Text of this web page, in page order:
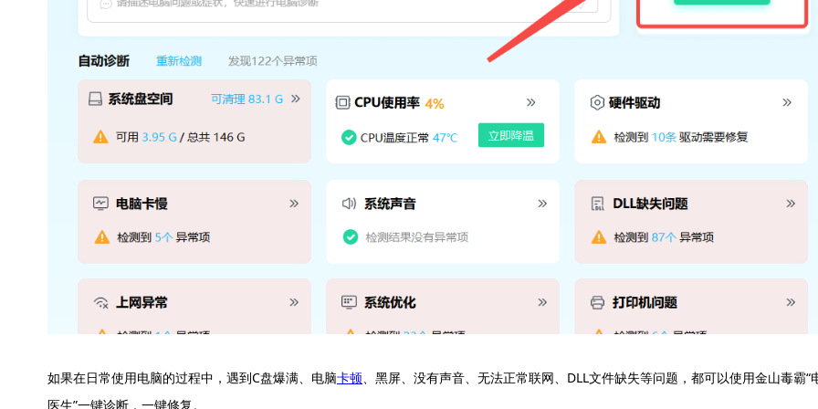
如果在日常使用电脑的过程中，遇到C盘爆满、电脑卡顿、黑屏、没有声音、无法正常联网、DLL文件缺失等问题，都可以使用金山毒霸“
医生”一键诊断，一键修复。